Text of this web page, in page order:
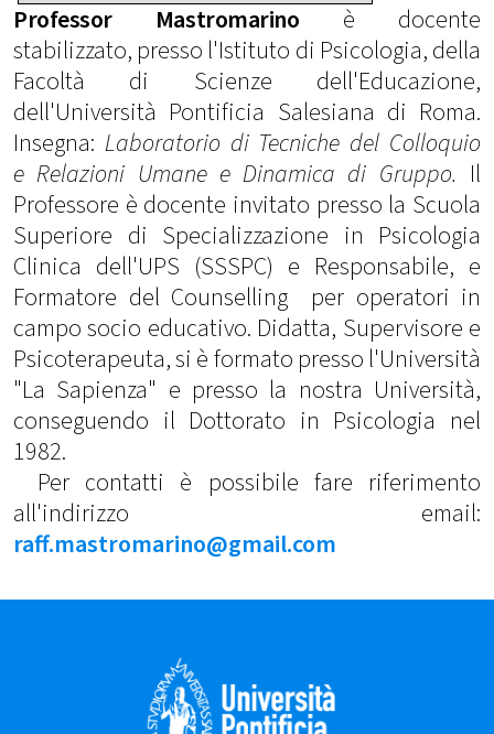
Professor Mastromarino è docente
stabilizzato, presso l'Istituto di Psicologia, della
Facoltà di Scienze dell'Educazione,
dell'Università Pontificia Salesiana di Roma.
Insegna: Laboratorio di Tecniche del Colloquio
e Relazioni Umane e Dinamica di Gruppo. Il
Professore è docente invitato presso la Scuola
Superiore di Specializzazione in Psicologia
Clinica dell'UPS (SSSPC) e Responsabile, e
Formatore del Counselling per operatori in
campo socio educativo. Didatta, Supervisore e
Psicoterapeuta, si è formato presso l'Università
"La Sapienza" e presso la nostra Università,
conseguendo il Dottorato in Psicologia nel
1982.
Per contatti è possibile fare riferimento
all'indirizzo email:
raff.mastromarino@gmail.com